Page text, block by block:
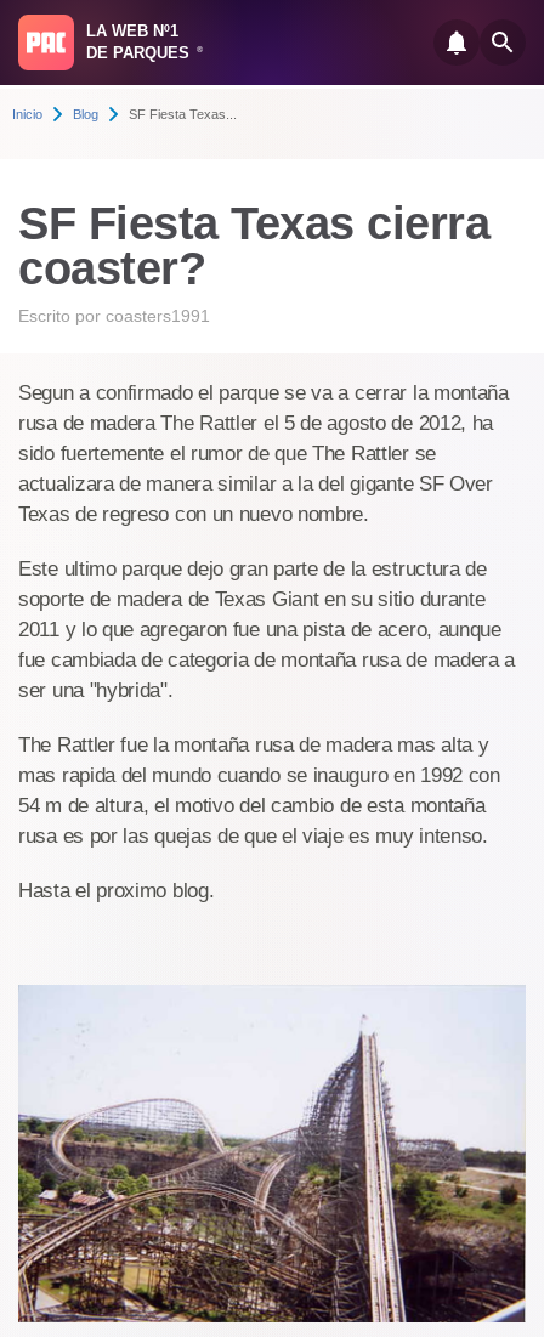
LA WEB Nº1
DE PARQUES
®
Inicio Blog SF Fiesta Texas...
SF Fiesta Texas cierra
coaster?
Escrito por coasters1991
Segun a confirmado el parque se va a cerrar la montaña
rusa de madera The Rattler el 5 de agosto de 2012, ha
sido fuertemente el rumor de que The Rattler se
actualizara de manera similar a la del gigante SF Over
Texas de regreso con un nuevo nombre.
Este ultimo parque dejo gran parte de la estructura de
soporte de madera de Texas Giant en su sitio durante
2011 y lo que agregaron fue una pista de acero, aunque
fue cambiada de categoria de montaña rusa de madera a
ser una "hybrida".
The Rattler fue la montaña rusa de madera mas alta y
mas rapida del mundo cuando se inauguro en 1992 con
54 m de altura, el motivo del cambio de esta montaña
rusa es por las quejas de que el viaje es muy intenso.
Hasta el proximo blog.